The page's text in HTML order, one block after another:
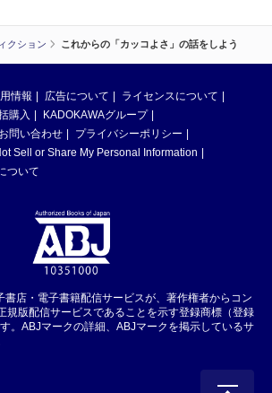
クション これからの「カッコよさ」の話をしよう
情報 広告について
ライセンスについて
購入
KADOKAWAグループ
お問い合わせ
プライバシーポリシー
Sell or Share My Personal Information
ついて
書店・電子書籍配信サービスが、著作権者からコン
規版配信サービスであることを示す登録商標（登録
。ABJマークの詳細、ABJマークを掲示しているサ